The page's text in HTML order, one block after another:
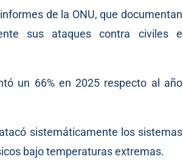
de la ONU, que documentan
sus ataques contra civiles e
un 66% en 2025 respecto al año
sistemáticamente los sistemas
bajo temperaturas extremas.